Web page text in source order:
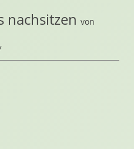
nachsitzen von